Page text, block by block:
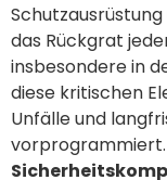
das Rückgrat
insbesondere in
diese kritischen
Unfälle und